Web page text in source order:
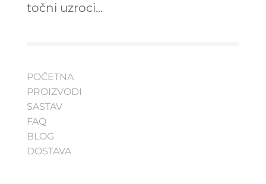
točni uzroci...
POČETNA
PROIZVODI
SASTAV
FAQ
BLOG
DOSTAVA